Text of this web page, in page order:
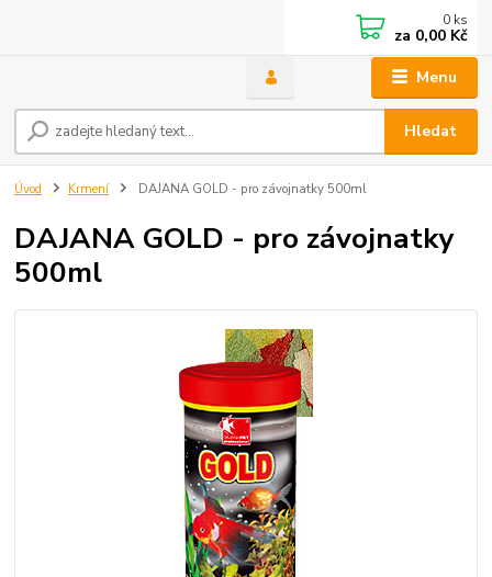
Menu
Hledat
0 ks
za 0,00 Kč
Úvod Krmení DAJANA GOLD - pro závojnatky 500ml
DAJANA GOLD - pro závojnatky
500ml